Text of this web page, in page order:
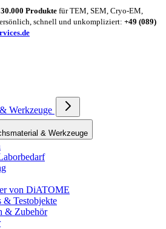
30.000 Produkte für TEM, SEM, Cryo-EM,
schnell und unkompliziert: +49 (089)
Werkzeuge
& Werkzeuge
von DiATOME
& Testobjekte
& Zubehör